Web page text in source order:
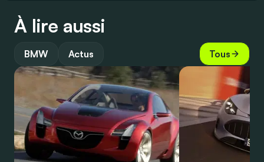
À lire aussi
BMW Actus Tous